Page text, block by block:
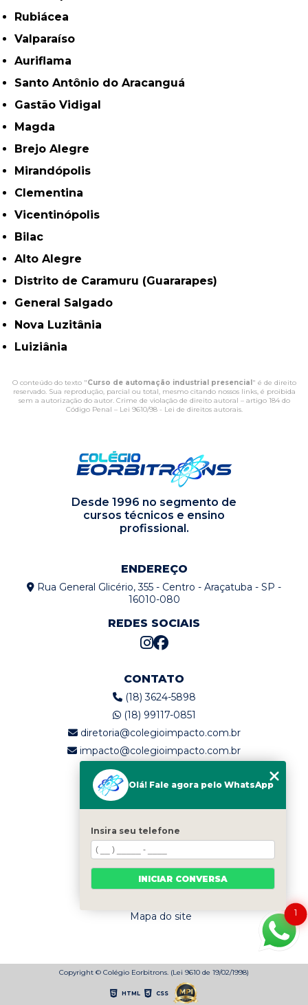
Rubiácea
Valparaíso
Auriflama
Santo Antônio do Aracanguá
Gastão Vidigal
Magda
Brejo Alegre
Mirandópolis
Clementina
Vicentinópolis
Bilac
Alto Alegre
Distrito de Caramuru (Guararapes)
General Salgado
Nova Luzitânia
Luiziânia
O conteúdo do texto "Curso de automação industrial presencial" é de direito
reservado. Sua reprodução, parcial ou total, mesmo citando nossos links, é proibida
sem a autorização do autor. Crime de violação de direito autoral – artigo 184 do
Código Penal – Lei 9610/98 - Lei de direitos autorais.
Desde 1996 no segmento de
cursos técnicos e ensino
profissional.
ENDEREÇO
Rua General Glicério, 355 - Centro - Araçatuba - SP -
16010-080
REDES SOCIAIS
CONTATO
(18) 3624-5898
(18) 99117-0851
diretoria@colegioimpacto.com.br
impacto@colegioimpacto.com.br
MENU
Home
Quem somos
Serviços
Blog
Contato
Mapa do site
Copyright © Colégio Eorbitrons. (Lei 9610 de 19/02/1998)
HTML CSS
1
Olá! Fale agora pelo WhatsApp
Insira seu telefone
INICIAR CONVERSA